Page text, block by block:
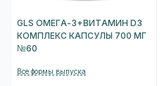
GLS ОМЕГА-3+ВИТАМИН D3
КОМПЛЕКС КАПСУЛЫ 700 МГ
№60
Все формы выпуска